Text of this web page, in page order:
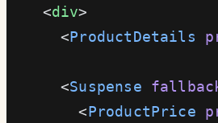
    <
div>
      <
ProductDetails
      <
Suspense
        <
ProductPrice